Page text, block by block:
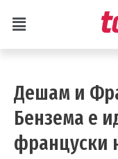
Дешам и
Бензема е
француски